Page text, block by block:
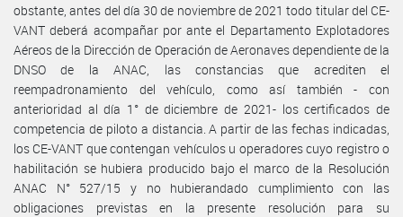
obstante, antes del día 30 de noviembre de 2021 todo titular del CE-
VANT deberá acompañar por ante el Departamento Explotadores
Aéreos de la Dirección de Operación de Aeronaves dependiente de la
DNSO de la ANAC, las constancias que acrediten el
reempadronamiento del vehículo, como así también - con
anterioridad al día 1° de diciembre de 2021- los certificados de
competencia de piloto a distancia. A partir de las fechas indicadas,
los CE-VANT que contengan vehículos u operadores cuyo registro o
habilitación se hubiera producido bajo el marco de la Resolución
ANAC N° 527/15 y no hubierandado cumplimiento con las
obligaciones previstas en la presente resolución para su